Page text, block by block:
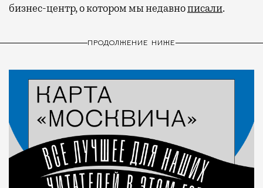
бизнес-центр, о котором мы недавнописали.
ПРОДОЛЖЕНИЕ НИЖЕ